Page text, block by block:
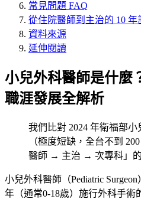
常見問題 FAQ
從住院醫師到主治的 10 年
資料來源
延伸閱讀
小兒外科醫師是什麼
職涯發展全解析
我們比對 2024 年衛福部
（極度短缺，全台不到
醫師 → 主治 → 次專科」的
小兒外科醫師（Pediatric
年（通常0-18歲）施行外科手